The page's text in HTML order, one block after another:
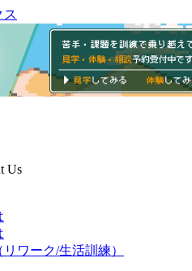
Us
ワーク/生活訓練）